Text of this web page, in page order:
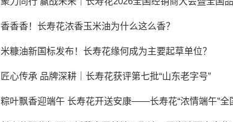
香香香！长寿花浓香玉米油为什么这么香？
米糠油新国标发布！长寿花缘何成为主要起草单位？
匠心传承 品牌深耕｜长寿花获评第七批“山东老字号”
粽叶飘香迎端午 长寿花开送安康——长寿花“浓情端午”全